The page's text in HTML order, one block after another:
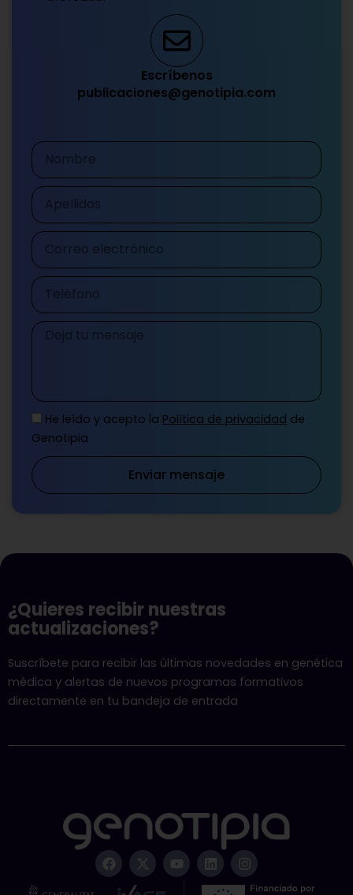
Escríbenos
publicaciones@genotipia.com
Nombre
Apellidos
Correo
electrónico
Teléfono
Mensaje
He leído y acepto la Política de privacidad de
Genotipia
Enviar mensaje
¿Quieres recibir nuestras
actualizaciones?
Suscríbete para recibir las últimas novedades en genética
médica y alertas de nuevos programas formativos
directamente en tu bandeja de entrada
F
a
c
X
-
t
Y
o
u
L
i
n
I
n
s